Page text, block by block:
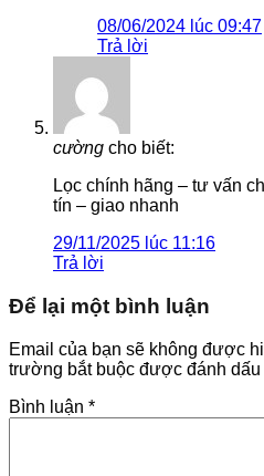
08/06/2024 lúc 09:47
Trả lời
cường cho biết:
Lọc chính hãng – tư vấn
tín – giao nhanh
29/11/2025 lúc 11:16
Trả lời
Để lại một bình luận
Email của bạn sẽ không được
trường bắt buộc được đánh dấu
Bình luận *